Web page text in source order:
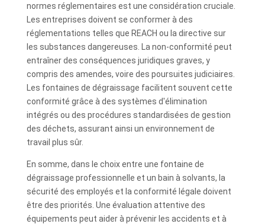
normes réglementaires est une considération cruciale.
Les entreprises doivent se conformer à des
réglementations telles que REACH ou la directive sur
les substances dangereuses. La non-conformité peut
entraîner des conséquences juridiques graves, y
compris des amendes, voire des poursuites judiciaires.
Les fontaines de dégraissage facilitent souvent cette
conformité grâce à des systèmes d'élimination
intégrés ou des procédures standardisées de gestion
des déchets, assurant ainsi un environnement de
travail plus sûr.
En somme, dans le choix entre une fontaine de
dégraissage professionnelle et un bain à solvants, la
sécurité des employés et la conformité légale doivent
être des priorités. Une évaluation attentive des
équipements peut aider à prévenir les accidents et à